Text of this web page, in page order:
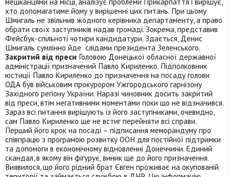
хто допомагатиме йому у вирішенні цих питань. При цьому
Шмигаль не звільнив жодного керівника департаменту, а право
обрати своїх заступників надав громаді. Зокрема, представив
Фейсбук-спільноті чотири кандидатури. Здається, Денис
Шмигаль сумлінно йде слідами президента Зеленського.
Закритий від преси Головою Донецької обласної державної
адміністрації призначений Павло Кириленко. Підполковник
юстиції Павло Кириленко до призначення на посаду голови
ОДА був військовим прокурором Ужгородського гарнізону
Західного регіону України. Наразі чиновник досить закритий
від преси, втім негативними моментами поки що не відзначився.
Зараз всі питання вирішують із його заступниками, очевидно,
сам Павло Кириленко ще не встиг перейняти всі справи.
Перший його крок на посаді – підписання меморандуму про
співпрацю з програмою розвитку ООН для постійної підтримки
та допомоги в економічному відновленні Донеччини. Єдиний
скандал, в якому він фігурує, виник ще до його призначення.
Виявилося, що його рідний брат Євген проживає на окупованій